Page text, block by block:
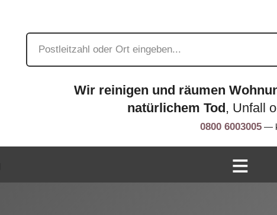
Wir reinigen und räumen
natürlichem Tod, Unfall
0800 6003005 —